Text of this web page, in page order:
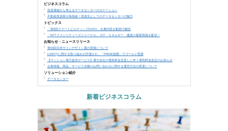
本メールは、NTTアーバンソリューションズグループ
などにご来場、お申込み頂いた方、営業活動で名刺交